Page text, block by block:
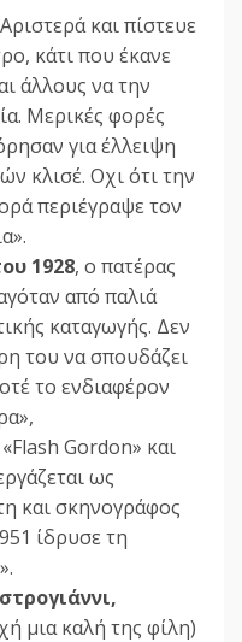
και πίστευε
κάτι που έκανε
άλλους να την
Μερικές φορές
για έλλειψη
κλισέ. Οχι ότι την
περιέγραψε τον
1928, ο πατέρας
από παλιά
καταγωγής. Δεν
του να σπουδάζει
το ενδιαφέρον
Gordon» και
ως
και σκηνογράφος
ίδρυσε τη
».
μια καλή της φίλη)